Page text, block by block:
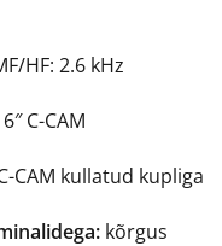
HF: 2.6 kHz
C-CAM
CAM kullatud kupliga
kõrgus